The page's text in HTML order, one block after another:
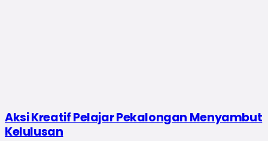
Aksi Kreatif Pelajar Pekalongan Menyambut
Kelulusan